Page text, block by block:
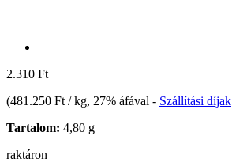
2.310 Ft
(481.250 Ft / kg, 27% áfával - Szállítási díjak
Tartalom: 4,80 g
raktáron